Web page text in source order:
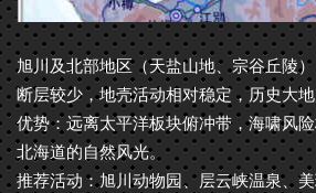
旭川及北部地区（天盐山地、宗谷丘陵
断层较少，地壳活动相对稳定，历史大
优势：远离太平洋板块俯冲带，海啸风
北海道的自然风光。
推荐活动：旭川动物园、层云峡温泉、